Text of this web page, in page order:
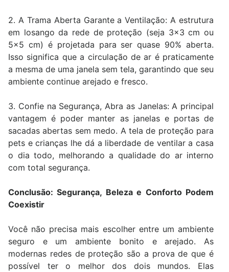
2. A Trama Aberta Garante a Ventilação: A estrutura
em losango da rede de proteção (seja 3x3 cm ou
5x5 cm) é projetada para ser quase 90% aberta.
Isso significa que a circulação de ar é praticamente
a mesma de uma janela sem tela, garantindo que seu
ambiente continue arejado e fresco.
3. Confie na Segurança, Abra as Janelas: A principal
vantagem é poder manter as janelas e portas de
sacadas abertas sem medo. A tela de proteção para
pets e crianças lhe dá a liberdade de ventilar a casa
o dia todo, melhorando a qualidade do ar interno
com total segurança.
Conclusão: Segurança, Beleza e Conforto Podem
Coexistir
Você não precisa mais escolher entre um ambiente
seguro e um ambiente bonito e arejado. As
modernas redes de proteção são a prova de que é
possível ter o melhor dos dois mundos. Elas